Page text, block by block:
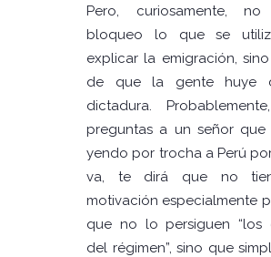
Pero, curiosamente,
bloqueo lo que se
explicar la emigración,
de que la gente huye
dictadura.
preguntas a un señor que
yendo por trocha a Perú
va, te dirá que no
motivación especialmente
que no lo persiguen “los
del régimen”, sino que